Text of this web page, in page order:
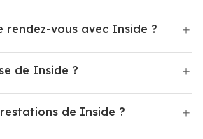
rendez-vous avec Inside ?
de Inside ?
de Inside ?